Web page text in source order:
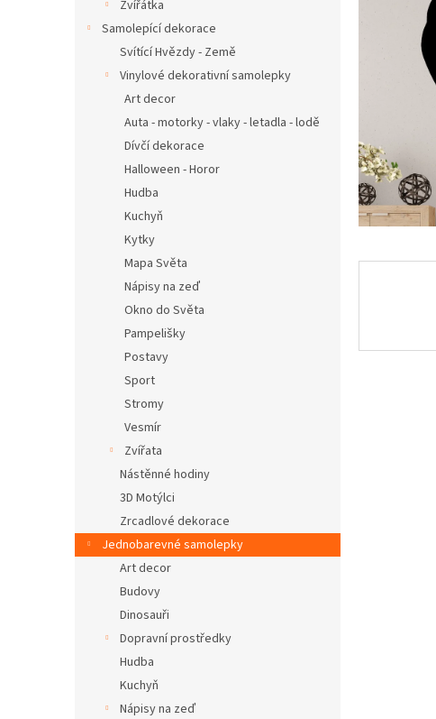
Zvířátka
Samolepící dekorace
Svítící Hvězdy - Země
Vinylové dekorativní samolepky
Art decor
Auta - motorky - vlaky - letadla - lodě
Dívčí dekorace
Halloween - Horor
Hudba
Kuchyň
Kytky
Mapa Světa
Nápisy na zeď
Okno do Světa
Pampelišky
Postavy
Sport
Stromy
Vesmír
Zvířata
Nástěnné hodiny
3D Motýlci
Zrcadlové dekorace
Jednobarevné samolepky
Art decor
Budovy
Dinosauři
Dopravní prostředky
Hudba
Kuchyň
Nápisy na zeď